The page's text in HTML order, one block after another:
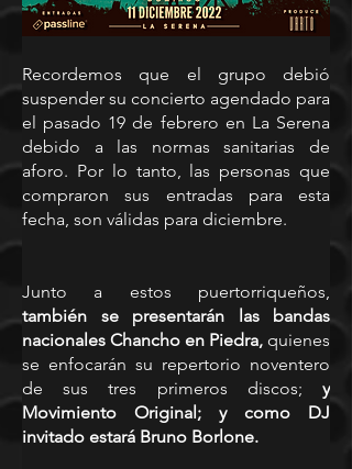
Recordemos que el grupo debió
suspender su concierto agendado para
el pasado 19 de febrero en La Serena
debido a las normas sanitarias de
aforo. Por lo tanto, las personas que
compraron sus entradas para esta
fecha, son válidas para diciembre.
también se presentarán las bandas
nacionales Chancho en Piedra, quienes
se enfocarán su repertorio noventero
de sus tres primeros discos; y
Movimiento Original; y como DJ
invitado estará Bruno Borlone.